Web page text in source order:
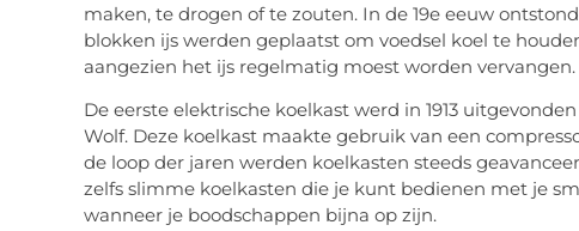
maken, te drogen of te zouten. In de 19e eeuw
blokken ijs werden geplaatst om voedsel koel te
aangezien het ijs regelmatig moest worden vervangen.
De eerste elektrische koelkast werd in 1913
Wolf. Deze koelkast maakte gebruik van een
de loop der jaren werden koelkasten steeds
zelfs slimme koelkasten die je kunt bedienen met je
wanneer je boodschappen bijna op zijn.